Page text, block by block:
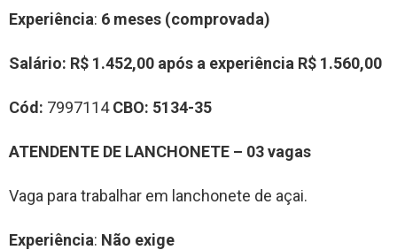
Experiência: 6 meses (comprovada)
Salário: R$ 1.452,00 após a experiência R$ 1.560,00
Cód: 7997114CBO: 5134-35
ATENDENTE DE LANCHONETE – 03 vagas
Vaga para trabalhar em lanchonete de açai.
Experiência: Não exige